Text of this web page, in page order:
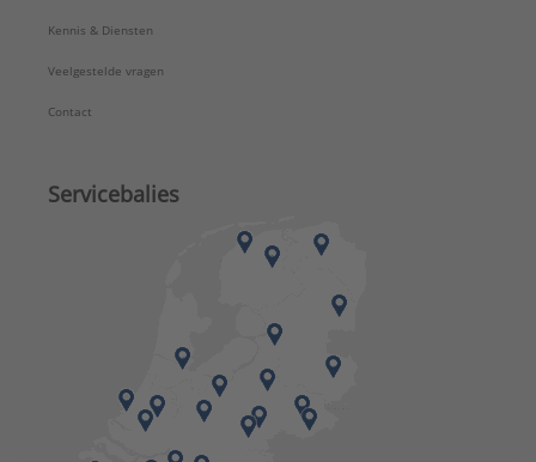
Kennis & Diensten
Veelgestelde vragen
Contact
Servicebalies